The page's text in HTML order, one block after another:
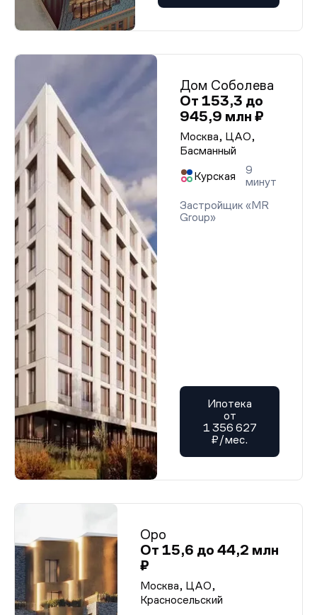
Дом Соболева
От 153,3 до
945,9 млн ₽
Москва, ЦАО,
Басманный
Курская
9
минут
Застройщик «MR
Group»
Ипотека
от
1 356 627
₽/мес.
Оро
От 15,6 до 44,2 млн
₽
Москва, ЦАО,
Красносельский